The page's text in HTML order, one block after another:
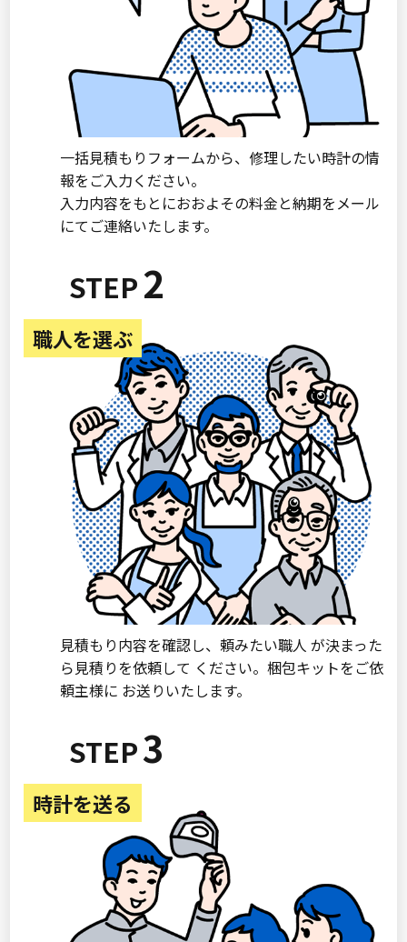
一括見積もりフォームから、修理したい時計の情
報をご入力ください。
入力内容をもとにおおよその料金と納期をメール
にてご連絡いたします。
2
見積もり内容を確認し、頼みたい職人 が決まった
ら見積りを依頼して ください。梱包キットをご依
頼主様に お送りいたします。
職人を選ぶ
3
時計を送る